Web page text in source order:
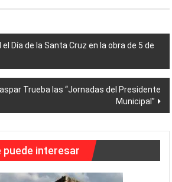
Día de la Santa Cruz en la obra de 5 de
Trueba las “Jornadas del Presidente
Municipal”
puede interesar